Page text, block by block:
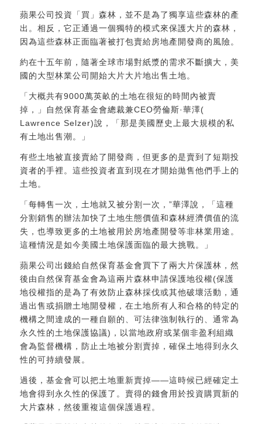
蘋果公司投資「買」森林，並不是為了獨享這些森林的產
出。相反，它正通過一個獨特的模式來保護大片的森林，
因為這些森林正面臨著被打包賣給房地產開發商的風險。
約在十五年前，隨著全球市場對紙漿的需求不斷擴大，美
國的大型林業公司開始大片大片地出售土地。
「大概共有9000萬英畝的土地在很短的時間內被賣
掉，」自然保育基金會總裁兼CEO勞倫斯·華澤(
Lawrence Selzer)說，「那是美國歷史上最大規模的私
有土地出售潮。」
有些土地被直接賣給了開發商，但更多的是賣到了短期投
資者的手裡。這些投資者直到現在才開始拋售他們手上的
土地。
「每轉售一次，土地就又被分割一次，”華澤說，「這種
分割銷售的辦法加快了土地生態價值和森林經濟價值的流
失，也導致更多的土地被用於房地產開發等非林業用途。
這種情況是如今美國土地保護面臨的最大挑戰。」
蘋果公司出錢給自然保育基金會買下了兩大片保護林，然
後由自然保育基金會為這兩片森林申請保護地役權(保護
地役權指的是為了有效防止森林採伐或其他破壞活動，通
過出售或捐贈土地開發權，在土地所有人和合格的特定的
機構之間達成的一種自願的、可法律強制執行的、通常為
永久性的土地保護協議)，以當地政府或某個非盈利組織
會為監督機構，防止土地被分割賣掉，確保土地得到永久
性的可持續發展。
過後，基金會可以把土地重新賣掉——這時候已經確定土
地會得到永久性的保護了。賣得的錢會用於投資購買新的
大片森林，然後重複這個保護過程。